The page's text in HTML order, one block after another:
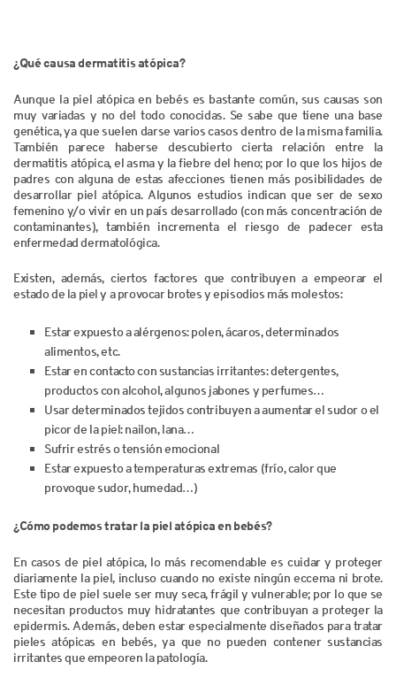
¿Qué causa dermatitis atópica?
Aunque la piel atópica en bebés es bastante común, sus causas son
muy variadas y no del todo conocidas. Se sabe que tiene una base
genética, ya que suelen darse varios casos dentro de la misma familia.
También parece haberse descubierto cierta relación entre la
dermatitis atópica, el asma y la fiebre del heno; por lo que los hijos de
padres con alguna de estas afecciones tienen más posibilidades de
desarrollar piel atópica. Algunos estudios indican que ser de sexo
femenino y/o vivir en un país desarrollado (con más concentración de
contaminantes), también incrementa el riesgo de padecer esta
enfermedad dermatológica.
Existen, además, ciertos factores que contribuyen a empeorar el
estado de la piel y a provocar brotes y episodios más molestos:
Estar expuesto a alérgenos: polen, ácaros, determinados
alimentos, etc.
Estar en contacto con sustancias irritantes: detergentes,
productos con alcohol, algunos jabones y perfumes…
Usar determinados tejidos contribuyen a aumentar el sudor o el
picor de la piel: nailon, lana…
Sufrir estrés o tensión emocional
Estar expuesto a temperaturas extremas (frío, calor que
provoque sudor, humedad…)
¿Cómo podemos tratar la piel atópica en bebés?
En casos de piel atópica, lo más recomendable es cuidar y proteger
diariamente la piel, incluso cuando no existe ningún eccema ni brote.
Este tipo de piel suele ser muy seca, frágil y vulnerable; por lo que se
necesitan productos muy hidratantes que contribuyan a proteger la
epidermis. Además, deben estar especialmente diseñados para tratar
pieles atópicas en bebés, ya que no pueden contener sustancias
irritantes que empeoren la patología.